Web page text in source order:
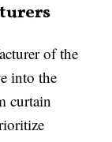
of the
into the
curtain